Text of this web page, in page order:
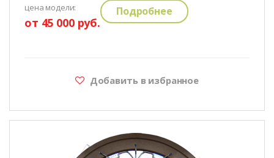
цена модели:
от 45 000 руб.
Подробнее
Добавить в избранное